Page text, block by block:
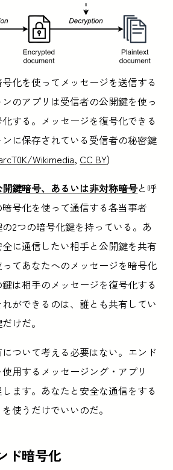
化を使ってメッセージを送信する
のアプリは受信者の公開鍵を使っ
する。メッセージを復号化できる
に保存されている受信者の秘密鍵
Wikimedia, CC BY)
開鍵暗号、あるいは非対称暗号と呼
号化を使って通信する各当事者
2つの暗号化鍵を持っている。あ
に通信したい相手と公開鍵を共有
てあなたへのメッセージを暗号化
は相手のメッセージを復号化する
ができるのは、誰とも共有してい
けだ。
ついて考える必要はない。エンド
用するメッセージング・アプリ
ます。あなたと安全な通信をする
使うだけでいいのだ。
ド暗号化